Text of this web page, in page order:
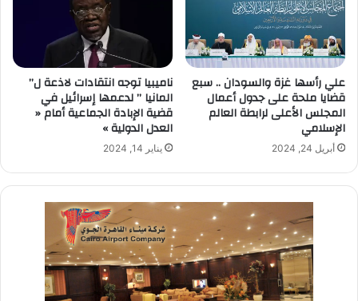
علي رأسها غزة والسودان .. سبع
قضايا ملحة على جدول أعمال
المجلس الأعلى لرابطة العالم
الإسلامي
أبريل 24, 2024
ناميبيا توجه انتقادات لاذعة ل”
المانيا ” لدعمها إسرائيل في
قضية الإبادة الجماعية أمام «
العدل الدولية »
يناير 14, 2024